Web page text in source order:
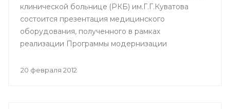
клинической больнице (РКБ) им.Г.Г.Куватова
состоится презентация медицинского
оборудования, полученного в рамках
реализации Программы модернизации
мероприятии примут участие министр
20 февраля 2012